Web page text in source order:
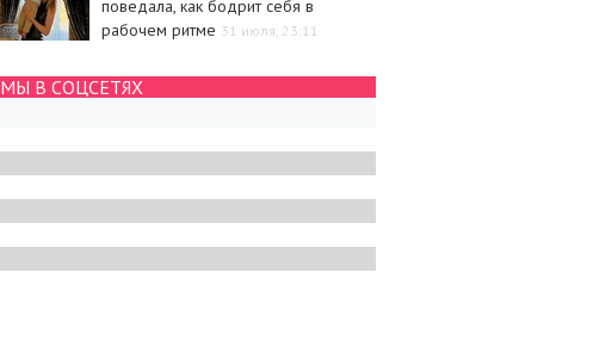
поведала, как бодрит себя в
рабочем ритме 31 июля, 23:11
МЫ В СОЦСЕТЯХ